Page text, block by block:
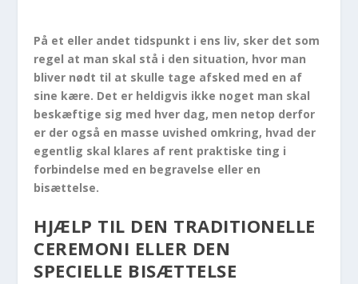
På et eller andet tidspunkt i ens liv, sker det som
regel at man skal stå i den situation, hvor man
bliver nødt til at skulle tage afsked med en af
sine kære. Det er heldigvis ikke noget man skal
beskæftige sig med hver dag, men netop derfor
er der også en masse uvished omkring, hvad der
egentlig skal klares af rent praktiske ting i
forbindelse med en begravelse eller en
bisættelse.
HJÆLP TIL DEN TRADITIONELLE
CEREMONI ELLER DEN
SPECIELLE BISÆTTELSE